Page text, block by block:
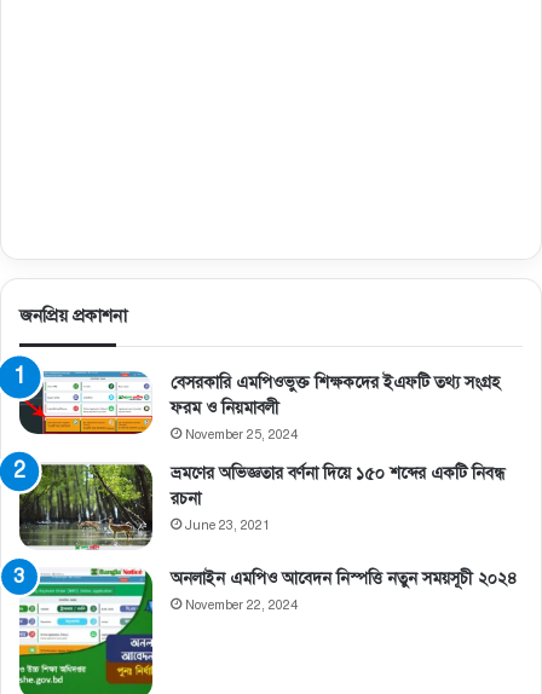
জনপ্রিয় প্রকাশনা
বেসরকারি এমপিওভুক্ত শিক্ষকদের ইএফটি তথ্য সংগ্রহ
ফরম ও নিয়মাবলী
November 25, 2024
ভ্রমণের অভিজ্ঞতার বর্ণনা দিয়ে ১৫০ শব্দের একটি নিবন্ধ
রচনা
June 23, 2021
অনলাইন এমপিও আবেদন নিস্পত্তি নতুন সময়সূচী ২০২৪
November 22, 2024